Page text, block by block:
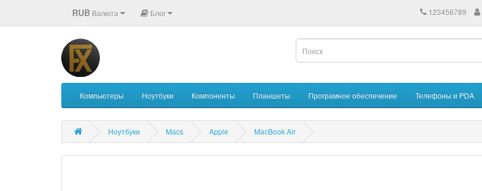
RUB Валюта Блог 123456789
Компьютеры Ноутбуки Компоненты Планшеты Програмное обеспечение Телефоны и PDA
Ноутбуки Macs Apple MacBook Air